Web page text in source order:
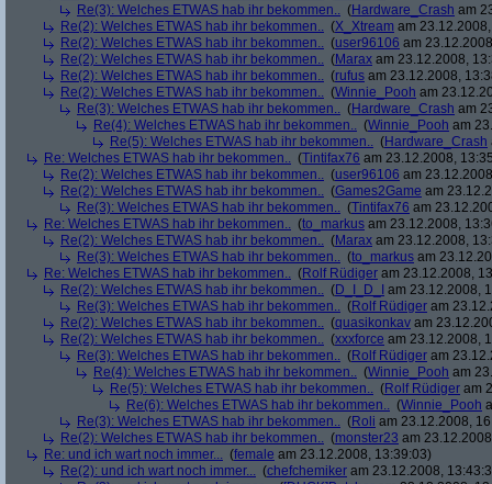
Re(3): Welches ETWAS hab ihr bekommen.. (Hardware_Crash am
Re(2): Welches ETWAS hab ihr bekommen.. (X_Xtream am
Re(2): Welches ETWAS hab ihr bekommen.. (user96106 am
Re(2): Welches ETWAS hab ihr bekommen.. (Marax am 23.12.2008,
Re(2): Welches ETWAS hab ihr bekommen.. (rufus am 23.12.2008,
Re(2): Welches ETWAS hab ihr bekommen.. (Winnie_Pooh am
Re(3): Welches ETWAS hab ihr bekommen.. (Hardware_Crash am
Re(4): Welches ETWAS hab ihr bekommen.. (Winnie_Pooh am
Re(5): Welches ETWAS hab ihr bekommen.. (Hardware_Crash
Re: Welches ETWAS hab ihr bekommen.. (Tintifax76 am 23.12.2008,
Re(2): Welches ETWAS hab ihr bekommen.. (user96106 am
Re(2): Welches ETWAS hab ihr bekommen.. (Games2Game am
Re(3): Welches ETWAS hab ihr bekommen.. (Tintifax76 am
Re: Welches ETWAS hab ihr bekommen.. (to_markus am 23.12.2008,
Re(2): Welches ETWAS hab ihr bekommen.. (Marax am 23.12.2008,
Re(3): Welches ETWAS hab ihr bekommen.. (to_markus am
Re: Welches ETWAS hab ihr bekommen.. (Rolf Rüdiger am 23.12.2008,
Re(2): Welches ETWAS hab ihr bekommen.. (D_I_D_I
am 23.12.2008,
Re(3): Welches ETWAS hab ihr bekommen.. (Rolf Rüdiger am
Re(2): Welches ETWAS hab ihr bekommen.. (quasikonkav am
Re(2): Welches ETWAS hab ihr bekommen.. (xxxforce am 23.12.2008,
Re(3): Welches ETWAS hab ihr bekommen.. (Rolf Rüdiger am
Re(4): Welches ETWAS hab ihr bekommen.. (Winnie_Pooh am
Re(5): Welches ETWAS hab ihr bekommen.. (Rolf Rüdiger am
Re(6): Welches ETWAS hab ihr bekommen.. (Winnie_Pooh
Re(3): Welches ETWAS hab ihr bekommen.. (Roli am 23.12.2008,
Re(2): Welches ETWAS hab ihr bekommen.. (monster23 am
Re: und ich wart noch immer... (female am 23.12.2008, 13:39:03)
Re(2): und ich wart noch immer... (chefchemiker am 23.12.2008,